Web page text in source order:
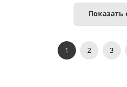
Показать
1 2 3